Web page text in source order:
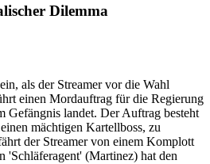
Dilemma
als der Streamer vor die Wahl
einen Mordauftrag für die Regierung
Gefängnis landet. Der Auftrag besteht
mächtigen Kartellboss, zu
der Streamer von einem Komplott
'Schläferagent' (Martinez) hat den